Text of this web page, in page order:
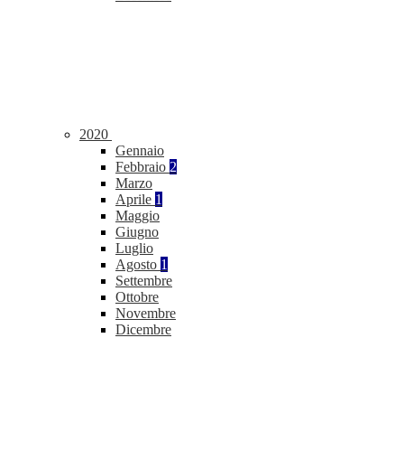
2020
Gennaio
Febbraio 2
Marzo
Aprile 1
Maggio
Giugno
Luglio
Agosto 1
Settembre
Ottobre
Novembre
Dicembre